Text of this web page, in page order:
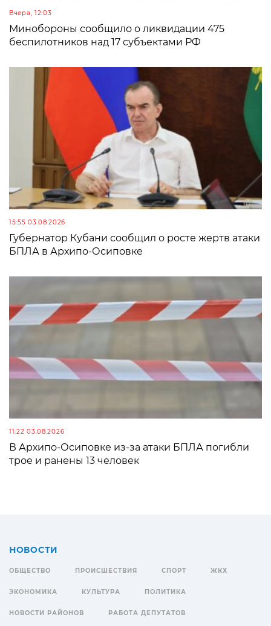
Вчера, 12:03
Минобороны сообщило о ликвидации 475
беспилотников над 17 субъектами РФ
15:55 03.08.2026
Губернатор Кубани сообщил о росте жертв атаки
БПЛА в Архипо-Осиповке
11:22 03.08.2026
В Архипо-Осиповке из-за атаки БПЛА погибли
трое и ранены 13 человек
НОВОСТИ
ОБЩЕСТВО ПРОИСШЕСТВИЯ СПОРТ ЖКХ
ЭКОНОМИКА КУЛЬТУРА ПОЛИТИКА
НОВОСТИ РАЙОНОВ РАБОТА ДЕПУТАТОВ